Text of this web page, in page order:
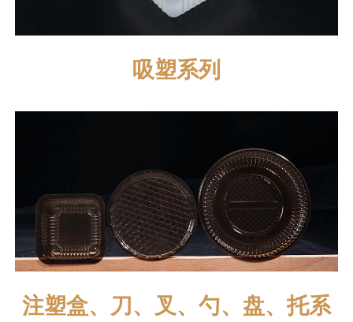
吸塑系列
注塑盒、刀、叉、勺、盘、托系